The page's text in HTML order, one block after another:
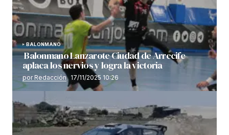
BALONMANO
Balonmano Lanzarote Ciudad de Arrecife
aplaca los nervios y logra la victoria
por Redacción 17/11/2025 10:26